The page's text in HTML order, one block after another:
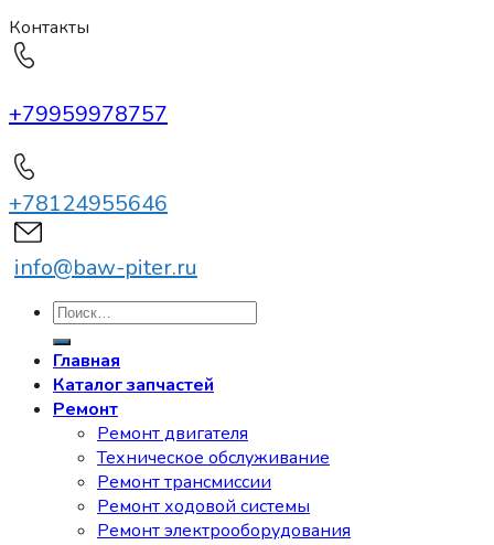
Контакты
+79959978757
+78124955646
info@baw-piter.ru
Искать:
Главная
Каталог запчастей
Ремонт
Ремонт двигателя
Техническое обслуживание
Ремонт трансмиссии
Ремонт ходовой системы
Ремонт электрооборудования